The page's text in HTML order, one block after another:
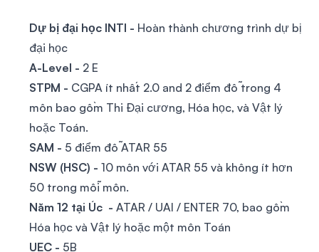
Dự bị đại học INTI - Hoàn thành chương trình dự bị
đại học
A-Level - 2 E
STPM - CGPA ít nhất 2.0 and 2 điểm đỗ trong 4
môn bao gồm Thi Đại cương, Hóa học, và Vật lý
hoặc Toán.
SAM - 5 điểm đỗ ATAR 55
NSW (HSC) - 10 môn với ATAR 55 và không ít hơn
50 trong mỗi môn.
Năm 12 tại Úc - ATAR / UAI / ENTER 70, bao gồm
Hóa học và Vật lý hoặc một môn Toán
UEC - 5B